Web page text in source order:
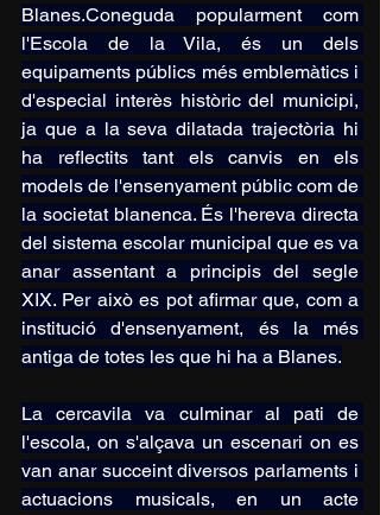
Blanes.Coneguda popularment com
l'Escola de la Vila, és un dels
equipaments públics més emblemàtics i
d'especial interès històric del municipi,
ja que a la seva dilatada trajectòria hi
ha reflectits tant els canvis en els
models de l'ensenyament públic com de
la societat blanenca. És l'hereva directa
del sistema escolar municipal que es va
anar assentant a principis del segle
XIX. Per això es pot afirmar que, com a
institució d'ensenyament, és la més
antiga de totes les que hi ha a Blanes.
La cercavila va culminar al pati de
l'escola, on s'alçava un escenari on es
van anar succeint diversos parlaments i
actuacions musicals, en un acte